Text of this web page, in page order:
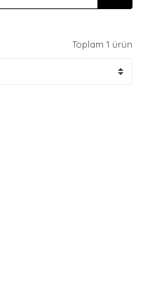
Toplam 1 ürün